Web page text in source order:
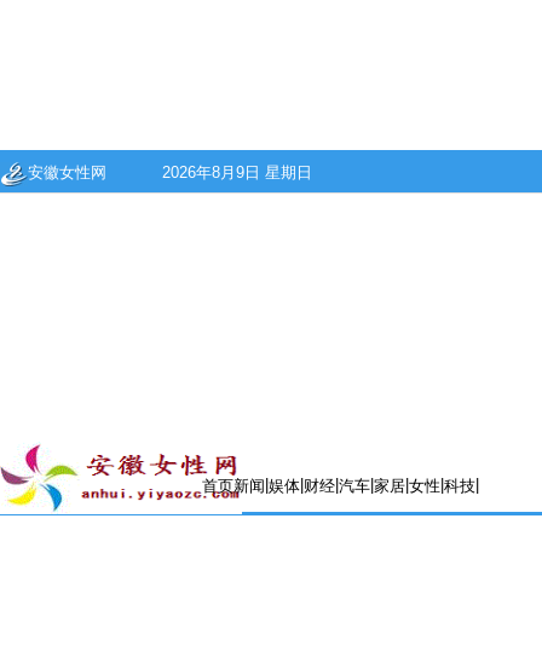
安徽女性网 2026年8月9日 星期日
首页新闻 娱体 财经 汽车 家居 女性 科技